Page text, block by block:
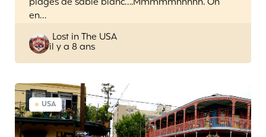
plages de sable blanc….Mmmmmhhhhh. On
en…
Posted
by
Lost in The USA
il y a 8 ans
USA